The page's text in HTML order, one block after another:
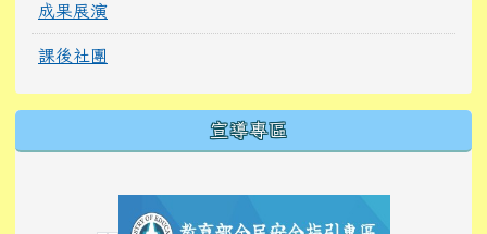
成果展演
課後社團
宣導專區